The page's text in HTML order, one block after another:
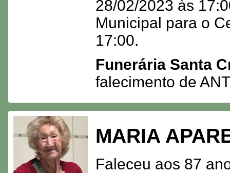
28/02/2023 às
Municipal para o
17:00.
Funerária Santa
falecimento de
MARIA
Faleceu aos 87